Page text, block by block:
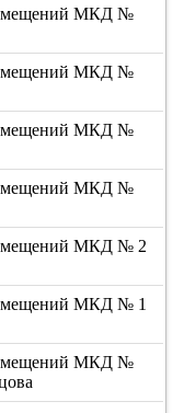
МКД №
МКД №
МКД №
МКД №
МКД № 2
МКД № 1
МКД №